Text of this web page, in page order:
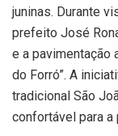
juninas. Durante
prefeito José
e a pavimentação
do Forró”. A
tradicional São
confortável para a